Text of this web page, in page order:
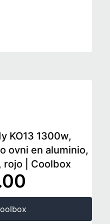
KO13 1300w,
ovni en aluminio,
rojo
Coolbox